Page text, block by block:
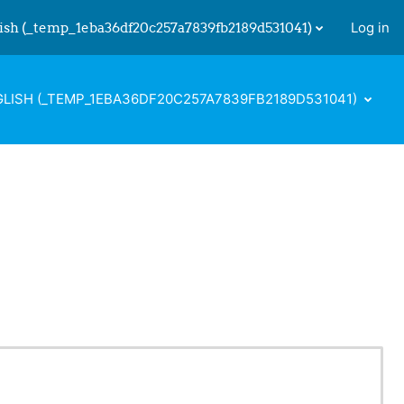
input
‎(_temp_1eba36df20c257a7839fb2189d531041)‎ Log in
‎(_TEMP_1EBA36DF20C257A7839FB2189D531041)‎